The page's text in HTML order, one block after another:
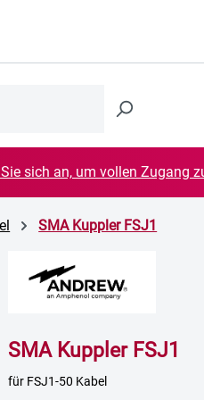
sich an, um vollen Zugang
SMA Kuppler FSJ1
SMA Kuppler FSJ1
für FSJ1-50 Kabel